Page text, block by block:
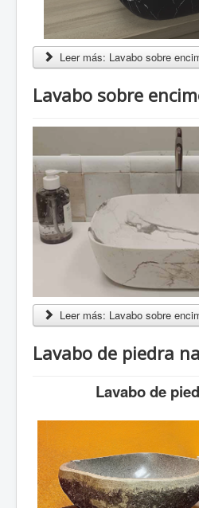
Grifería
Leer más: Lavabo sobre
Lavabo sobre
Leer más: Lavabo sobre
Lavabo de piedra
Lavabo de